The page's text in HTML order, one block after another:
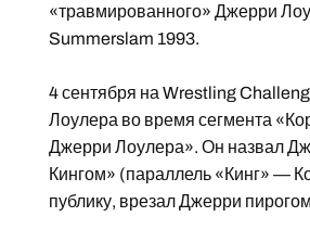
«травмированного» Джерри
Summerslam 1993.
4 сентября на Wrestling
Лоулера во время сегмента
Джерри Лоулера». Он назвал
Кингом» (параллель «Кинг» —
публику, врезал Джерри